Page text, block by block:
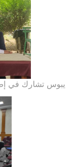
يبوس تشارك في